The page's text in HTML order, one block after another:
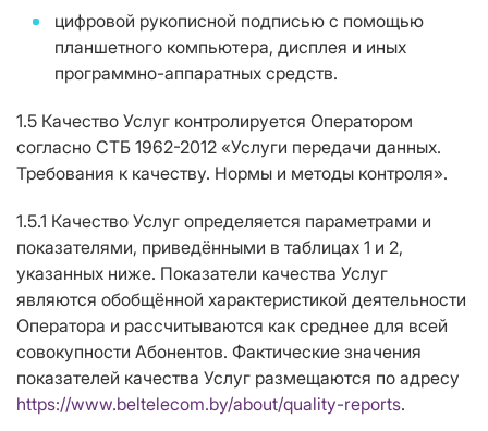
цифровой рукописной подписью с помощью
планшетного компьютера, дисплея и иных
программно-аппаратных средств.
1.5 Качество Услуг контролируется Оператором
согласно СТБ 1962-2012 «Услуги передачи данных.
Требования к качеству. Нормы и методы контроля».
1.5.1 Качество Услуг определяется параметрами и
показателями, приведёнными в таблицах 1 и 2,
указанных ниже. Показатели качества Услуг
являются обобщённой характеристикой деятельности
Оператора и рассчитываются как среднее для всей
совокупности Абонентов. Фактические значения
показателей качества Услуг размещаются по адресу
https://www.beltelecom.by/about/quality-reports.